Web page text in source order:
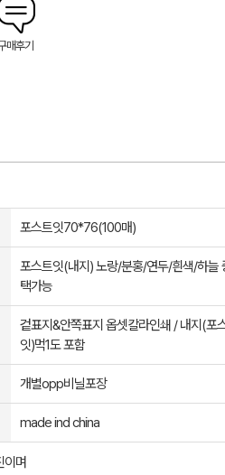
매후기
포스트잇70*76(100매)
포스트잇(내지) 노랑/분홍/연두/흰색/하늘
택가능
겉표지&안쪽표지 옵셋칼라인쇄 / 내지(포
잇)먹1도 포함
개별opp비닐포장
made ind china
이며